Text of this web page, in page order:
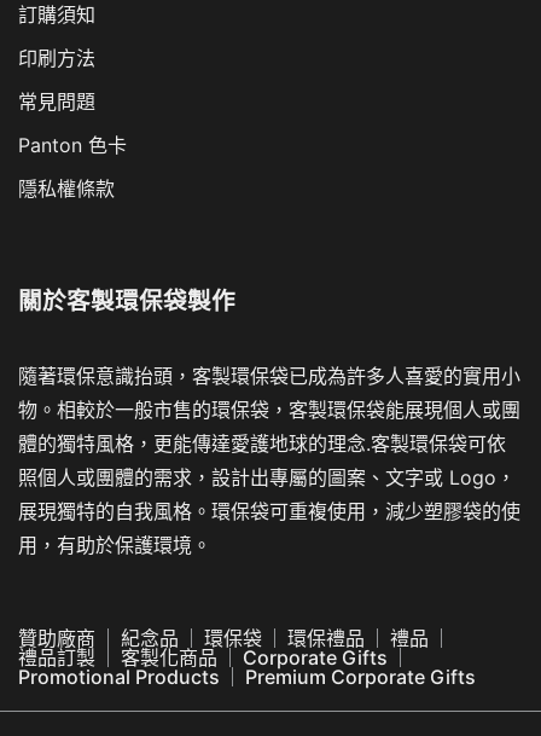
訂購須知
印刷方法
常見問題
Panton 色卡
隱私權條款
關於客製環保袋製作
隨著環保意識抬頭，客製環保袋已成為許多人喜愛的實用小
物。相較於一般市售的環保袋，客製環保袋能展現個人或團
體的獨特風格，更能傳達愛護地球的理念.客製環保袋可依
照個人或團體的需求，設計出專屬的圖案、文字或 Logo，
展現獨特的自我風格。環保袋可重複使用，減少塑膠袋的使
用，有助於保護環境。
贊助廠商 紀念品 環保袋 環保禮品
禮品
禮品訂製
客製化商品
Corporate Gifts
Promotional Products
Premium Corporate Gifts